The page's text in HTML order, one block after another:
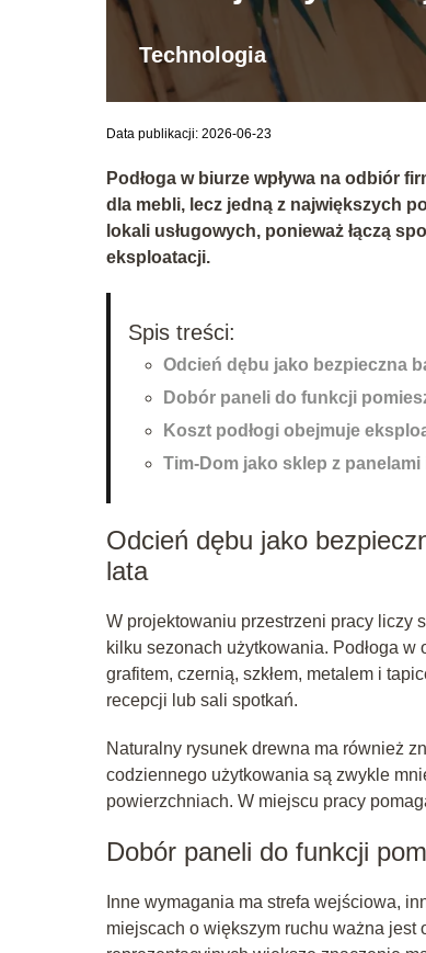
Technologia
Data publikacji: 2026-06-23
Podłoga w biurze wpływa na odbiór
dla mebli, lecz jedną z największych
lokali usługowych, ponieważ łączą
eksploatacji.
Spis treści:
Odcień dębu jako bezpieczna
Dobór paneli do funkcji
Koszt podłogi obejmuje
Tim-Dom jako sklep z
Odcień dębu jako
lata
W projektowaniu przestrzeni pracy liczy
kilku sezonach użytkowania. Podłoga
grafitem, czernią, szkłem, metalem i
recepcji lub sali spotkań.
Naturalny rysunek drewna ma również
codziennego użytkowania są zwykle
powierzchniach. W miejscu pracy
Dobór paneli do funkcji
Inne wymagania ma strefa wejściowa,
miejscach o większym ruchu ważna jest